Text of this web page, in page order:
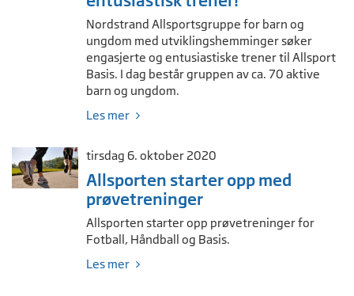
Nordstrand Allsportsgruppe for barn og
ungdom med utviklingshemminger søker
engasjerte og entusiastiske trener til Allsport
Basis. I dag består gruppen av ca. 70 aktive
barn og ungdom.
Les mer
tirsdag 6. oktober 2020
Allsporten starter opp med
prøvetreninger
Allsporten starter opp prøvetreninger for
Fotball, Håndball og Basis.
Les mer